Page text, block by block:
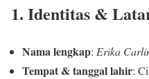
1. Identitas &
Nama lengkap: Erika
Tempat & tanggal lahir: